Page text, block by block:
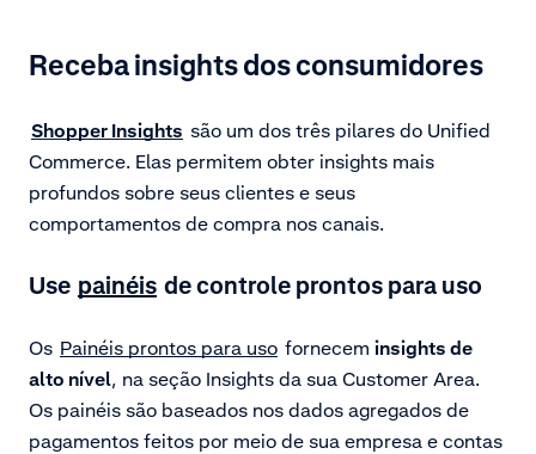
Receba insights dos consumidores
Shopper Insights são um dos três pilares do Unified
Commerce. Elas permitem obter insights mais
profundos sobre seus clientes e seus
comportamentos de compra nos canais.
Use painéis de controle prontos para uso
Os Painéis prontos para uso fornecem insights de
alto nível, na seção Insights da sua Customer Area.
Os painéis são baseados nos dados agregados de
pagamentos feitos por meio de sua empresa e contas